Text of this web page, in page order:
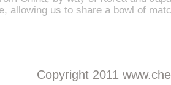
allowing us to share a bowl of
Copyright 2011